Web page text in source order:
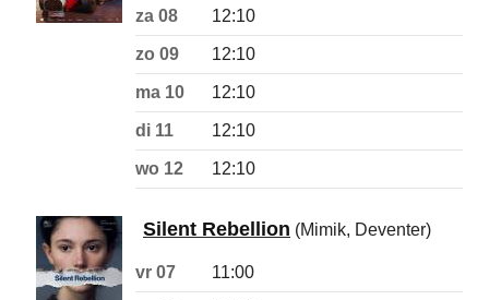
za 08 12:10
zo 09 12:10
ma 10 12:10
di 11 12:10
wo 12 12:10
Silent Rebellion (Mimik, Deventer)
vr 07 11:00